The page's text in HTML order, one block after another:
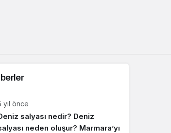
yıl önce
salyası nedir? Deniz
neden oluşur? Marmara’yı